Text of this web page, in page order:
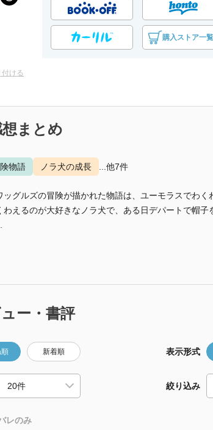
購入ストア一覧
ける
まとめ
物語 ノラ犬の成長 ...他7件
ッグルズの冒険が描かれた物語は、ユーモラスでわく
わえるのが大好きなノラ犬で、ある日デパートで帽子
ー・書評
順 新着順 表示形式
絞り込み
レのみ